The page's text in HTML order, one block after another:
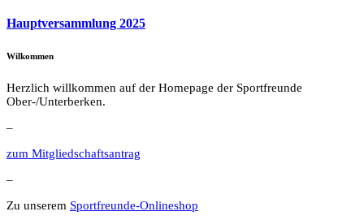
Hauptversammlung 2025
Wilkommen
Herzlich willkommen auf der Homepage der Sportfreunde
Ober-/Unterberken.
–
zum Mitgliedschaftsantrag
–
Zu unserem Sportfreunde-Onlineshop